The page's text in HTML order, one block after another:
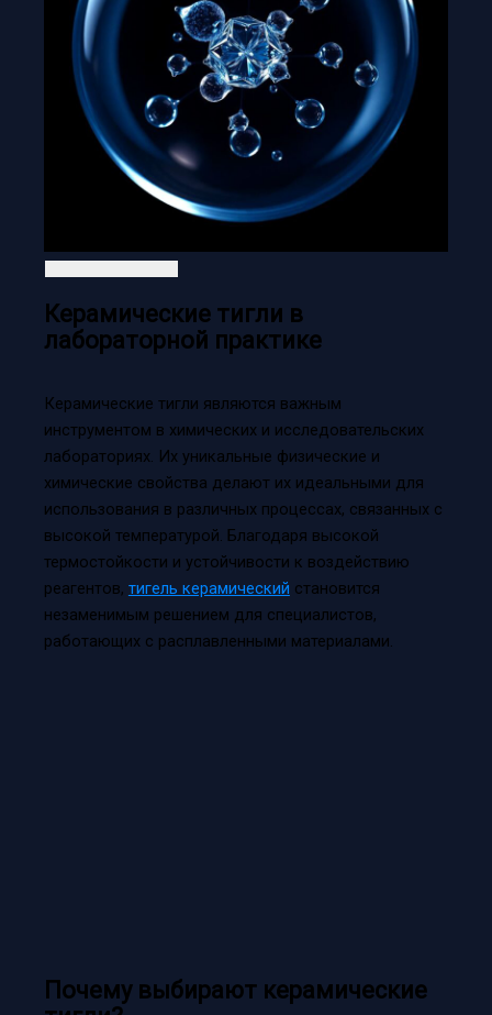
Керамические тигли в
лабораторной практике
Керамические тигли являются важным
инструментом в химических и исследовательских
лабораториях. Их уникальные физические и
химические свойства делают их идеальными для
использования в различных процессах, связанных с
высокой температурой. Благодаря высокой
термостойкости и устойчивости к воздействию
реагентов, тигель керамический становится
незаменимым решением для специалистов,
работающих с расплавленными материалами.
Почему выбирают керамические